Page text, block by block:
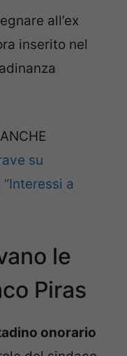
all’ex
inserito nel
su
a
le
Piras
onorario